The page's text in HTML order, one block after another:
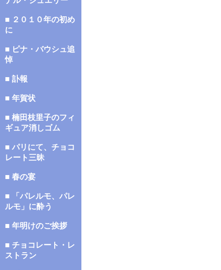
■ ２０１０年の初め
に
■ ピナ・バウシュ追
悼
■ 訃報
■ 年賀状
■ 楠田枝里子のフィ
ギュア消しゴム
■ パリにて、チョコ
レート三昧
■ 春の宴
■ 「パレルモ、パレ
ルモ」に酔う
■ 年明けのご挨拶
■ チョコレート・レ
ストラン